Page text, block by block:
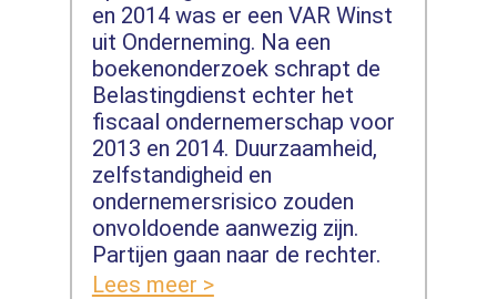
en 2014 was er een VAR Winst
uit Onderneming. Na een
boekenonderzoek schrapt de
Belastingdienst echter het
fiscaal ondernemerschap voor
2013 en 2014. Duurzaamheid,
zelfstandigheid en
ondernemersrisico zouden
onvoldoende aanwezig zijn.
Partijen gaan naar de rechter.
Lees meer >